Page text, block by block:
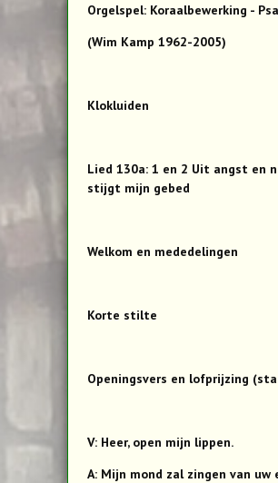
Orgelspel: Koraalbewerking -
(Wim Kamp 1962-2005)
Klokluiden
Lied 130a: 1 en 2 Uit angst en
stijgt mijn gebed
Welkom en mededelingen
Korte stilte
Openingsvers en lofprijzing
V: Heer, open mijn lippen.
A: Mijn mond zal zingen van uw